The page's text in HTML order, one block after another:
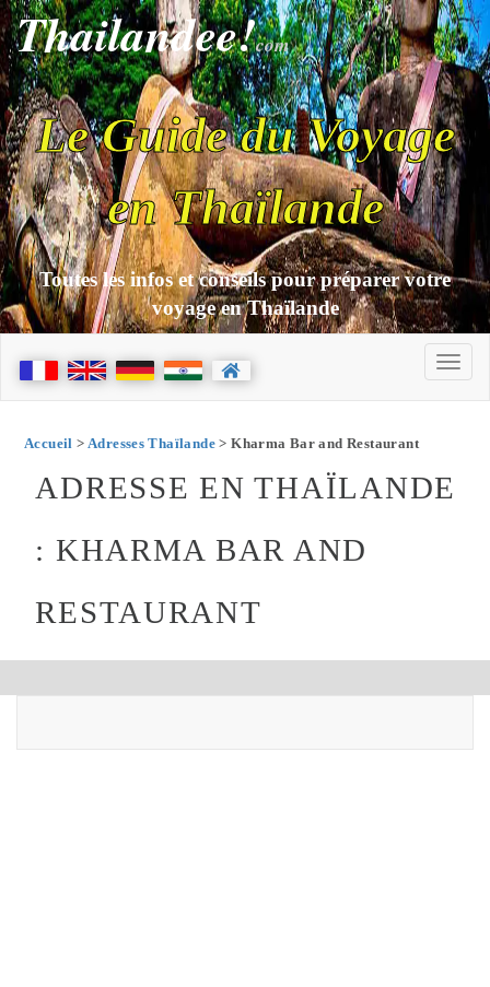
Thailandee!com
Le Guide du Voyage
en Thaïlande
Toutes les infos et conseils pour préparer votre
voyage en Thaïlande
Accueil > Adresses Thaïlande > Kharma Bar and Restaurant
ADRESSE EN THAÏLANDE
: KHARMA BAR AND
RESTAURANT